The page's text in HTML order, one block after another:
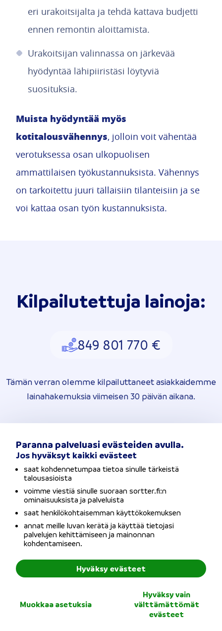
Paranna palveluasi evästeiden avulla.
Jos hyväksyt kaikki evästeet
saat kohdennetumpaa tietoa sinulle tärkeistä
talousasioista
voimme viestiä sinulle suoraan sortter.fi:n
ominaisuuksista ja palveluista
saat henkilökohtaisemman käyttökokemuksen
annat meille luvan kerätä ja käyttää tietojasi
palvelujen kehittämiseen ja mainonnan
kohdentamiseen.
Muokkaa asetuksia
Hyväksy vain
välttämättömät
evästeet
Hyväksy evästeet
eri urakoitsijalta ja tehdä kattava budjetti
ennen remontin aloittamista.
Urakoitsijan valinnassa on järkevää
hyödyntää lähipiiristäsi löytyviä
suosituksia.
Muista hyödyntää myös
kotitalousvähennys, jolloin voit vähentää
verotuksessa osan ulkopuolisen
ammattilaisen työkustannuksista. Vähennys
on tarkoitettu juuri tällaisiin tilanteisiin ja se
voi kattaa osan työn kustannuksista.
Kilpailutettuja lainoja:
849 801 770 €
Tämän verran olemme kilpailuttaneet asiakkaidemme
lainahakemuksia viimeisen 30 päivän aikana.
Kylpyhuoneremontin kesto
Kylpyhuoneremontin kesto vaihtelee
toteutustavan ja remontin laajuuden mukaan
noin 3–5 viikon välillä. Mikäli kylpyhuoneesta
jopa kuukausiin.